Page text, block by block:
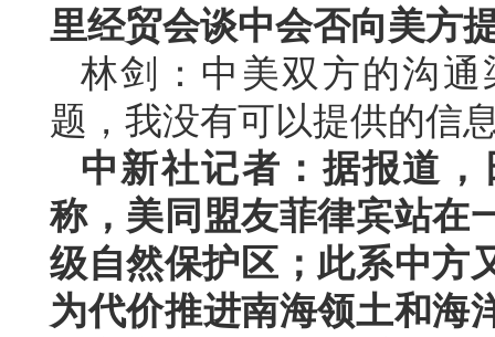
里经贸会谈中会否向美方
林剑：中美双方的沟
题，我没有可以提供的信
中新社记者：据报道
称，美同盟友菲律宾站在
级自然保护区；此系中方
为代价推进南海领土和海